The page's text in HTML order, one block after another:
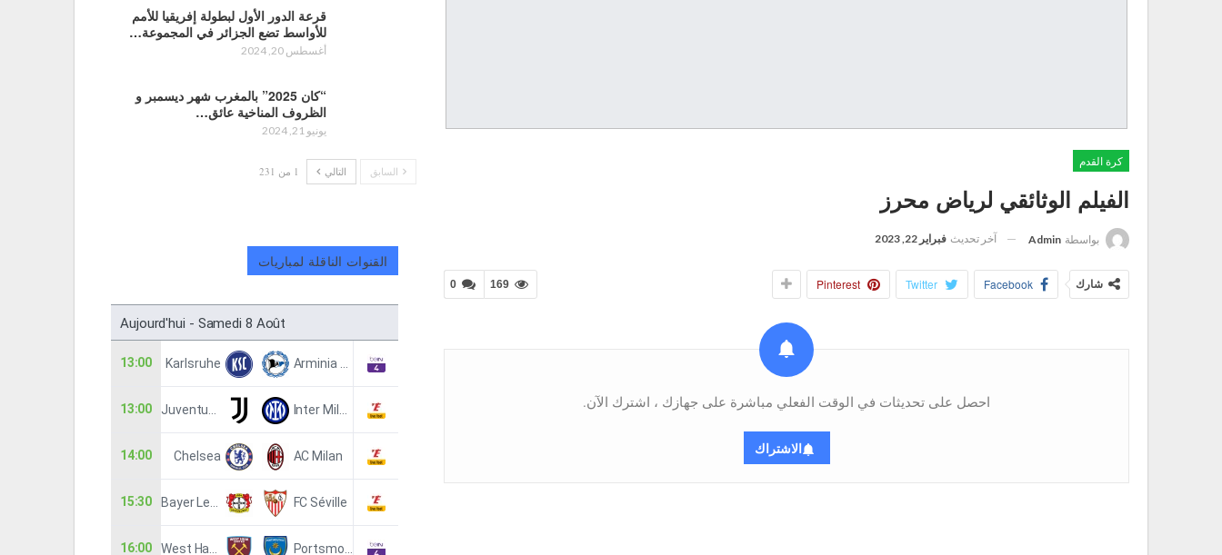
كرة القدم
الفيلم الوثائقي لرياض محرز
بواسطة Admin آخر تحديث فبراير 22, 2023
0 169 شارك Facebook
Twitter
Pinterest
احصل على تحديثات في الوقت الفعلي مباشرة على جهازك ، اشترك الآن.
الاشتراك
قرعة الدور الأول لبطولة إفريقيا للأمم
للأواسط تضع الجزائر في المجموعة…
أغسطس 20, 2024
“كان 2025” بالمغرب شهر ديسمبر و
الظروف المناخية عائق…
يونيو 21, 2024
السابق التالي 1 من 231
القنوات الناقلة لمباريات